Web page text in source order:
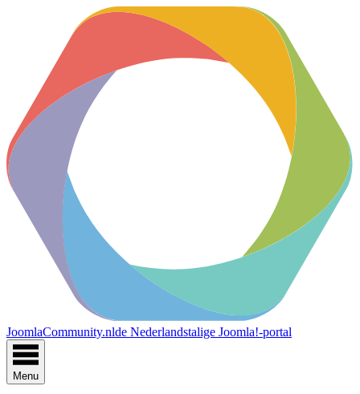
JoomlaCommunity.nlde Nederlandstalige Joomla!-portal
Menu